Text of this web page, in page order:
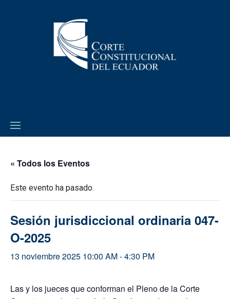
« Todos los Eventos
Este evento ha pasado.
Sesión jurisdiccional ordinaria 047-
O-2025
13 noviembre 2025 10:00 AM-4:30 PM
Las y los jueces que conforman el Pleno de la Corte